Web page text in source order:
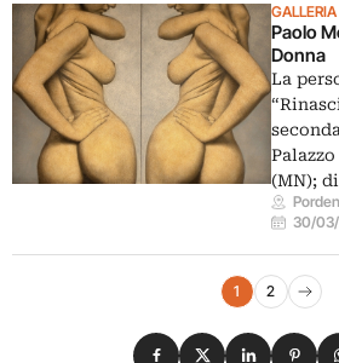
Paolo
Donna
La
(MN);
30/
Navigazione eventi
1 2
Pagina
Condividi su
Condividi su X
Condividi